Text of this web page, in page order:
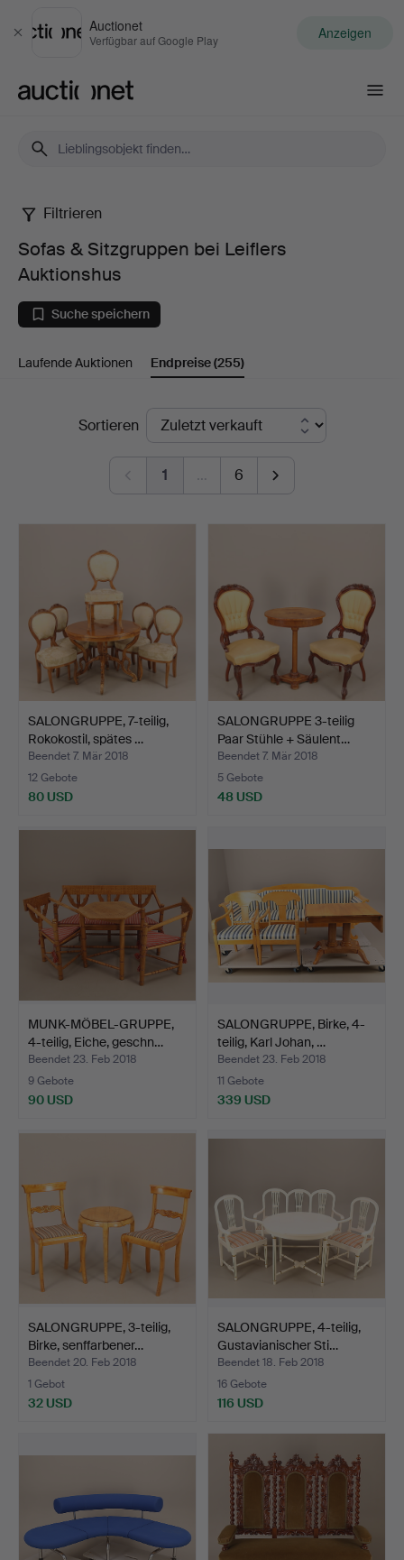
Schließen
Auctionet
Verfügbar auf Google Play Anzeigen
Sofas
Sitzgruppen
bei
Auktionshus
Filtrieren
Sofas & Sitzgruppen bei Leiflers
Auktionshus
Suche speichern
Laufende Auktionen Endpreise(255)
EndpreiseSortieren
1 … 6
SALONGRUPPE, 7-teilig,
Rokokostil, spätes …
Beendet 7. Mär 2018
12 Gebote
80 USD
SALONGRUPPE 3-teilig
Paar Stühle + Säulent…
Beendet 7. Mär 2018
5 Gebote
48 USD
MUNK-MÖBEL-GRUPPE,
4-teilig, Eiche, geschn…
Beendet 23. Feb 2018
9 Gebote
90 USD
SALONGRUPPE, Birke, 4-
teilig, Karl Johan, …
Beendet 23. Feb 2018
11 Gebote
339 USD
SALONGRUPPE, 3-teilig,
Birke, senffarbener…
Beendet 20. Feb 2018
1 Gebot
32 USD
SALONGRUPPE, 4-teilig,
Gustavianischer Sti…
Beendet 18. Feb 2018
16 Gebote
116 USD